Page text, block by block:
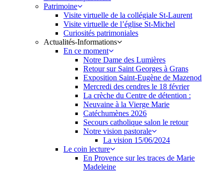
Patrimoine
Visite virtuelle de la collégiale St-Laurent
Visite virtuelle de l’église St-Michel
Curiosités patrimoniales
Actualités-Informations
En ce moment
Notre Dame des Lumières
Retour sur Saint Georges à Grans
Exposition Saint-Eugène de Mazenod
Mercredi des cendres le 18 février
La crèche du Centre de détention :
Neuvaine à la Vierge Marie
Catéchumènes 2026
Secours catholique salon le retour
Notre vision pastorale
La vision 15/06/2024
Le coin lecture
En Provence sur les traces de Marie
Madeleine